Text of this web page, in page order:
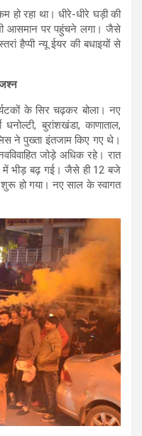
हो रहा था। धीरे-धीरे घड़ी की
आसमान पर पहुंचने लगा। जैसे
हैप्पी न्यू ईयर की बधाइयों से
जश्न
के सिर चढ़कर बोला। नए
बुरांशखंडा, काणाताल,
ने पुख्ता इंतजाम किए गए थे।
जोड़े अधिक रहे। रात
में भीड़ बढ़ गई। जैसे ही 12 बजे
हो गया। नए साल के स्वागत